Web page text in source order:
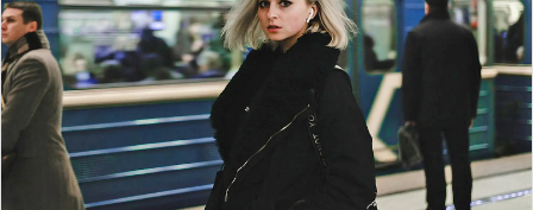
На зимний режим работы перевели
кондиционеры в вагонахметро. Они есть более
чем в 60 процентах составов. Столичный
транспорт уже готов к наступлению заморозков,
уточнил заместитель МэраМосквыпо вопросам
транспортаМаксим Ликсутов. Температура будет
комфортна для пассажиров даже при
наступлении холодов.